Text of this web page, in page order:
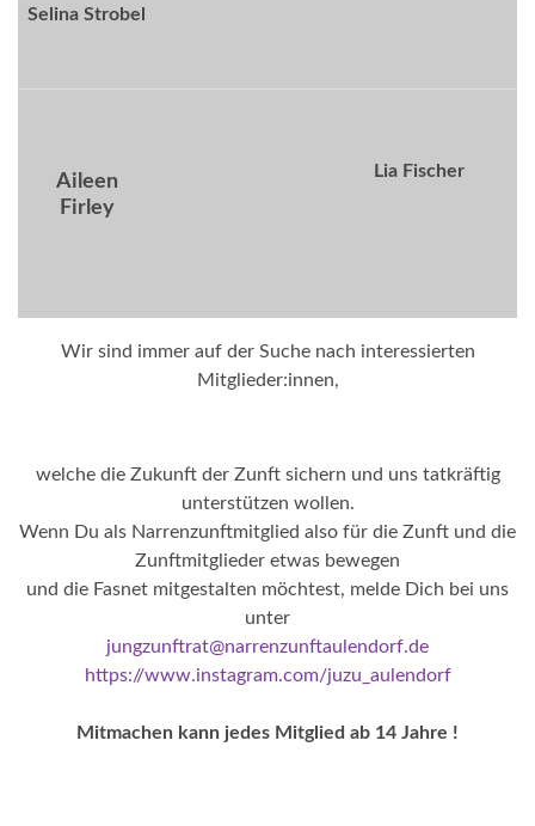
Selina Strobel
Aileen
Firley
Lia Fischer
Wir sind immer auf der Suche nach interessierten
Mitglieder:innen,
welche die Zukunft der Zunft sichern und uns tatkräftig
unterstützen wollen.
Wenn Du als Narrenzunftmitglied also für die Zunft und die
Zunftmitglieder etwas bewegen
und die Fasnet mitgestalten möchtest, melde Dich bei uns
unter
jungzunftrat@narrenzunftaulendorf.de
https://www.instagram.com/juzu_aulendorf
Mitmachen kann jedes Mitglied ab 14 Jahre !